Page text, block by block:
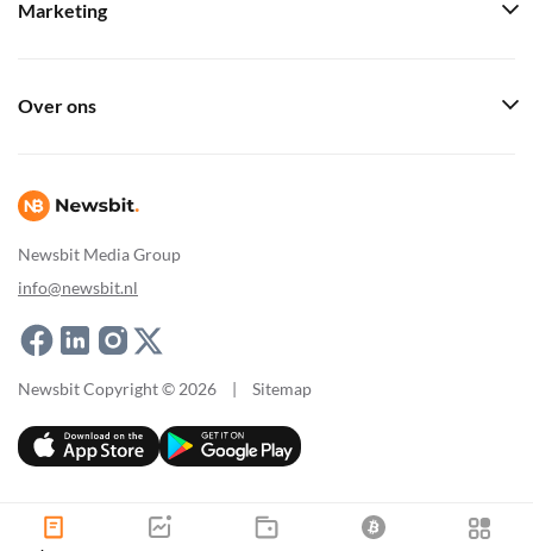
Newsbit Media Group
info@newsbit.nl
Marketing
Over ons
Newsbit Copyright © 2026 | Sitemap